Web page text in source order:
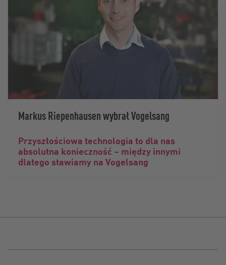
Markus Riepenhausen wybrał Vogelsang
Przyszłościowa technologia to dla nas
absolutna konieczność – między innymi
dlatego stawiamy na Vogelsang